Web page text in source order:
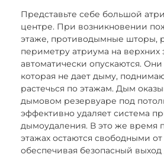
Представьте себе большой
центре. При возникновении
этаже, противодымные шторы,
периметру атриума на верхних
автоматически опускаются. Они
которая не дает дыму,
растечься по этажам. Дым
дымовом резервуаре под
эффективно удаляет система
дымоудаления. В это же время
этажах остаются свободными
обеспечивая безопасный